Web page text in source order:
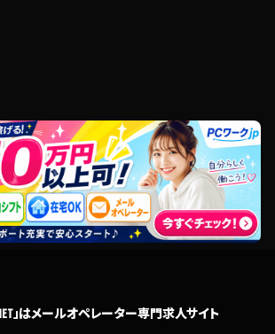
」はメールオペレーター専門求人サイト